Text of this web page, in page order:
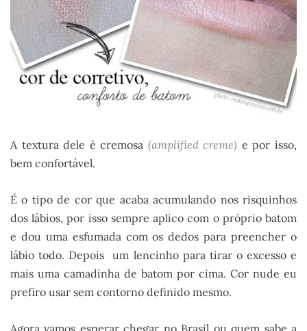
A textura dele é cremosa (amplified creme) e por isso,
bem confortável.
É o tipo de cor que acaba acumulando nos risquinhos
dos lábios, por isso sempre aplico com o próprio batom
e dou uma esfumada com os dedos para preencher o
lábio todo. Depois um lencinho para tirar o excesso e
mais uma camadinha de batom por cima. Cor nude eu
prefiro usar sem contorno definido mesmo.